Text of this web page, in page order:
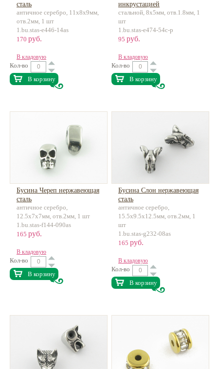
сталь
античное серебро, 11х8х9мм,
отв.2мм, 1 шт
1.bu.stas-e446-14as
170 руб.
В кладовую
Кол-во
В корзину
инкрустацией
нержавеющая сталь
стальной, 8x5мм, отв.1.8мм, 1
шт
1.bu.stas-e474-54c-p
95 руб.
В кладовую
Кол-во
В корзину
Бусина Череп нержавеющая
сталь
античное серебро,
12.5х7х7мм, отв.2мм, 1 шт
1.bu.stas-f144-090as
165 руб.
В кладовую
Кол-во
В корзину
Бусина Слон нержавеющая
сталь
античное серебро,
15.5х9.5х12.5мм, отв.2мм, 1
шт
1.bu.stas-g232-08as
165 руб.
В кладовую
Кол-во
В корзину